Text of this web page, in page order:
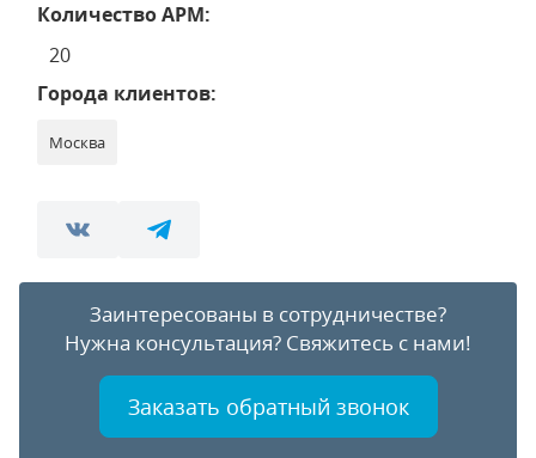
Количество АРМ:
20
Города клиентов:
Москва
Заинтересованы в сотрудничестве?
Нужна консультация? Свяжитесь с нами!
Заказать обратный звонок